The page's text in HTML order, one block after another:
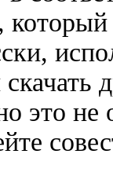
это не